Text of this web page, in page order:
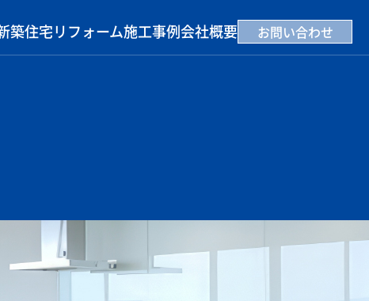
築住宅リフォーム施工事例会社概要 お問い合わせ